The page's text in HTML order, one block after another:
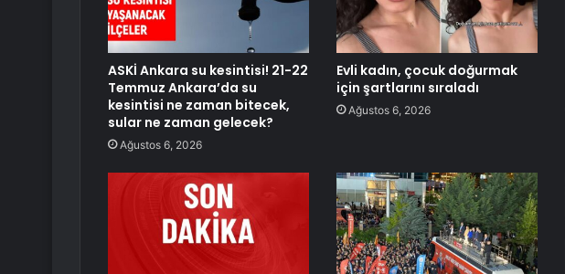
ASKİ Ankara su kesintisi! 21-22
Temmuz Ankara’da su
kesintisi ne zaman bitecek,
sular ne zaman gelecek?
Ağustos 6, 2026
Evli kadın, çocuk doğurmak
için şartlarını sıraladı
Ağustos 6, 2026